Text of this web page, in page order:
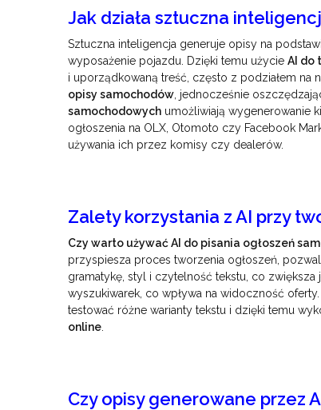
Jak działa sztuczna
Sztuczna inteligencja generuje opisy na
wyposażenie pojazdu. Dzięki temu użycieAI do
i uporządkowaną treść, często z podziałem na
opisy samochodów , jednocześnie
samochodowych umożliwiają wygenerowanie
ogłoszenia na OLX, Otomoto czy Facebook
używania ich przez komisy czy dealerów.
Zalety korzystania z AI przy
Czy warto używać AI do pisania ogłoszeń
przyspiesza proces tworzenia ogłoszeń,
gramatykę, styl i czytelność tekstu, co
wyszukiwarek, co wpływa na widoczność
testować różne warianty tekstu i dzięki temu
online
Czy opisy generowane przez